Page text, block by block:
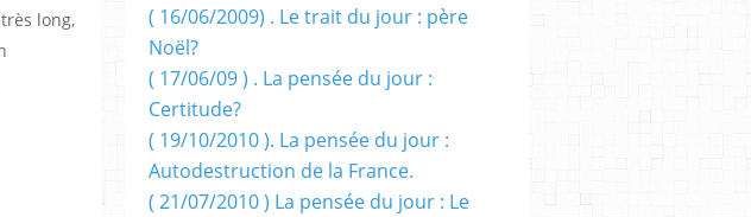
long,
( 16/06/2009) . Le trait du jour : père
Noël?
( 17/06/09 ) . La pensée du jour :
Certitude?
( 19/10/2010 ). La pensée du jour :
Autodestruction de la France.
( 21/07/2010 ) La pensée du jour : Le